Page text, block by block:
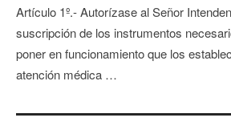
Artículo 1º.- Autorízase al Señor
suscripción de los instrumentos
poner en funcionamiento que los
atención médica …